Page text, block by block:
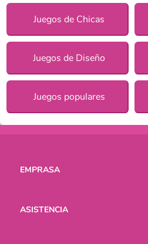
Juegos de Chicas
Juegos de Diseño
Juegos populares
EMPRASA
ASISTENCIA